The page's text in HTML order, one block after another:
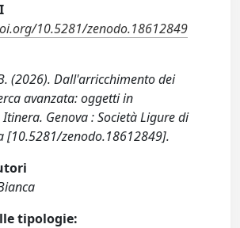
10.5281/zenodo.18612849
(2026). Dall'arricchimento dei
avanzata: oggetti in
Genova : Società Ligure di
[10.5281/zenodo.18612849].
tipologie: